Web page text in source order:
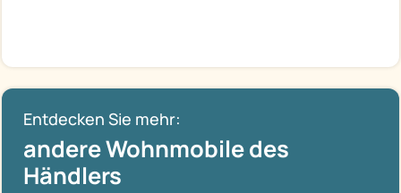
Entdecken Sie mehr:
andere Wohnmobile des
Händlers